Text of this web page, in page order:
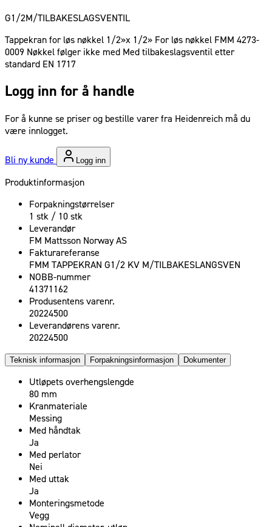
G1/2M/TILBAKESLAGSVENTIL
Tappekran for løs nøkkel 1/2»x 1/2» For løs nøkkel FMM 4273-
0009 Nøkkel følger ikke med Med tilbakeslagsventil etter
standard EN 1717
Logg inn for å handle
For å kunne se priser og bestille varer fra Heidenreich må du
være innlogget.
Bli ny kunde Logg inn
Produktinformasjon
Forpakningstørrelser
1 stk / 10 stk
Leverandør
FM Mattsson Norway AS
Fakturareferanse
FMM TAPPEKRAN G1/2 KV M/TILBAKESLANGSVEN
NOBB-nummer
41371162
Produsentens varenr.
20224500
Leverandørens varenr.
20224500
Teknisk informasjon Forpakningsinformasjon Dokumenter
Utløpets overhengslengde
80 mm
Kranmateriale
Messing
Med håndtak
Ja
Med perlator
Nei
Med uttak
Ja
Monteringsmetode
Vegg